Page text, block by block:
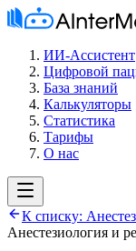
ИИ-Ассистент
Цифровой
База знаний
Калькуляторы
Статистика
Тарифы
О нас
К списку:
Анестезиология и